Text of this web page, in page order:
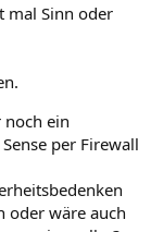
mal Sinn oder
noch ein
per Firewall
oder wäre auch